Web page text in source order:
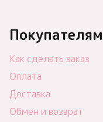
Покупателям
Как сделать заказ
Оплата
Доставка
Обмен и возврат